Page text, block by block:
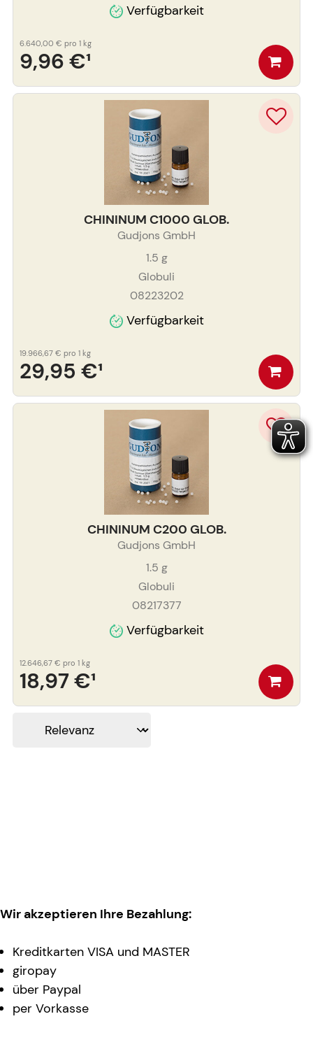
Verfügbarkeit
9,96 €¹
6.640,00 € pro 1 kg
CHININUM C1000 GLOB.
Gudjons GmbH
1.5 g
Globuli
08223202
Verfügbarkeit
29,95 €¹
19.966,67 € pro 1 kg
CHININUM C200 GLOB.
Gudjons GmbH
1.5 g
Globuli
08217377
Verfügbarkeit
18,97 €¹
12.646,67 € pro 1 kg
Wir akzeptieren Ihre Bezahlung:
Kreditkarten VISA und MASTER
giropay
über Paypal
per Vorkasse